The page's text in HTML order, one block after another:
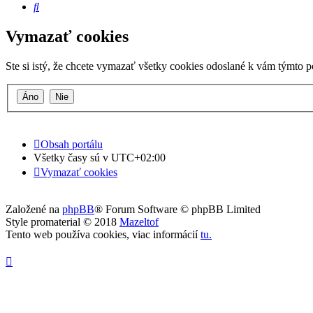
Hľadať
Vymazať cookies
Ste si istý, že chcete vymazať všetky cookies odoslané k vám týmto
Obsah portálu
Všetky časy sú v UTC+02:00
Vymazať cookies
Založené na phpBB® Forum Software © phpBB Limited
Style promaterial © 2018 Mazeltof
Tento web používa cookies, viac informáciítu.